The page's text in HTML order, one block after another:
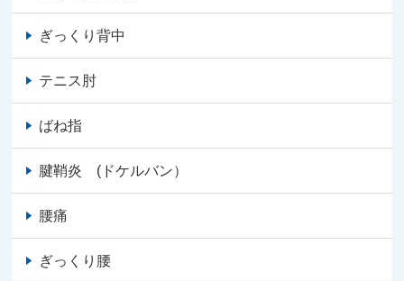
ぎっくり背中
テニス肘
ばね指
腱鞘炎 (ドケルバン）
腰痛
ぎっくり腰